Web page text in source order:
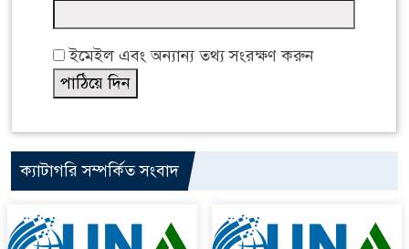
ইমেইল এবং অন্যান্য তথ্য সংরক্ষণ করুন
ক্যাটাগরি সম্পর্কিত সংবাদ